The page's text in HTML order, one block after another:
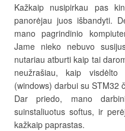
Kažkaip nusipirkau pas
panorėjau juos išbandyti.
mano pagrindinio
Jame nieko nebuvo
nutariau atburti kaip tai
neužrašiau, kaip
(windows) darbui su STM32
Dar priedo, mano
suinstaliuotus softus, ir
kažkaip paprastas.